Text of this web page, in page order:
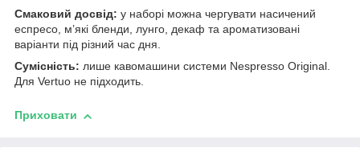
Смаковий досвід: у наборі можна чергувати насичений
еспресо, м’які бленди, лунго, декаф та ароматизовані
варіанти під різний час дня.
Сумісність: лише кавомашини системи Nespresso Original.
Для Vertuo не підходить.
Приховати